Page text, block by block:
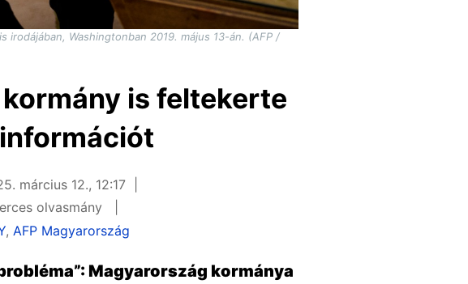
irodájában, Washingtonban 2019. május 13-án. (AFP /
is feltekerte
március 12., 12:17
olvasmány
, AFP Magyarország
Magyarország kormánya